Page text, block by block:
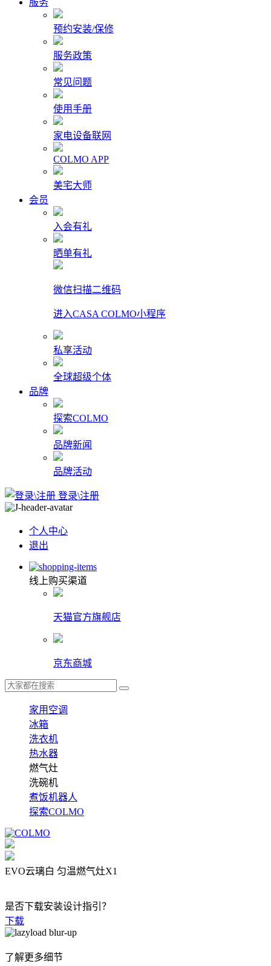
服务
预约安装/保修
服务政策
常见问题
使用手册
家电设备联网
COLMO APP
美宅大师
会员
入会有礼
晒单有礼
微信扫描二维码
进入CASA COLMO小程序
私享活动
全球超级个体
品牌
探索COLMO
品牌新闻
品牌活动
登录\注册
个人中心
退出
线上购买渠道
天猫官方旗舰店
京东商城
家用空调
冰箱
洗衣机
热水器
燃气灶
洗碗机
煮饭机器人
探索COLMO
EVO云璃白 匀温燃气灶X1
是否下载安装设计指引？
下载
了解更多细节